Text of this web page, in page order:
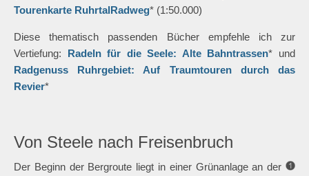
Tourenkarte RuhrtalRadweg* (1:50.000)
Diese thematisch passenden Bücher empfehle ich zur
Vertiefung: Radeln für die Seele: Alte Bahntrassen* und
Radgenuss Ruhrgebiet: Auf Traumtouren durch das
Revier*
Von Steele nach Freisenbruch
Der Beginn der Bergroute liegt in einer Grünanlage an der